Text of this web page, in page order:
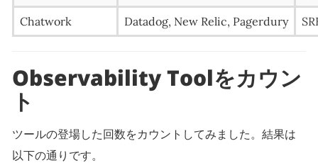
Chatwork Datadog, New Relic, Pagerdury
Observability Toolをカウン
ト
ツールの登場した回数をカウントしてみました。結果は
以下の通りです。